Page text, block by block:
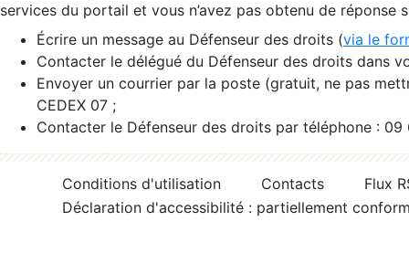
services du portail et vous n’avez pas obtenu de réponse
Écrire un message au Défenseur des droits (via le
Contacter le délégué du Défenseur des droits dans
Envoyer un courrier par la poste (gratuit, ne pas
CEDEX 07 ;
Contacter le Défenseur des droits par téléphone :
Conditions d'utilisation Contacts
Flux
Déclaration d'accessibilité : partiellement